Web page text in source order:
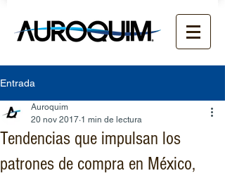
Entrada
Tendencias que impulsan los
patrones de compra en México,
Auroquim
20 nov 2017 1 min de lectura